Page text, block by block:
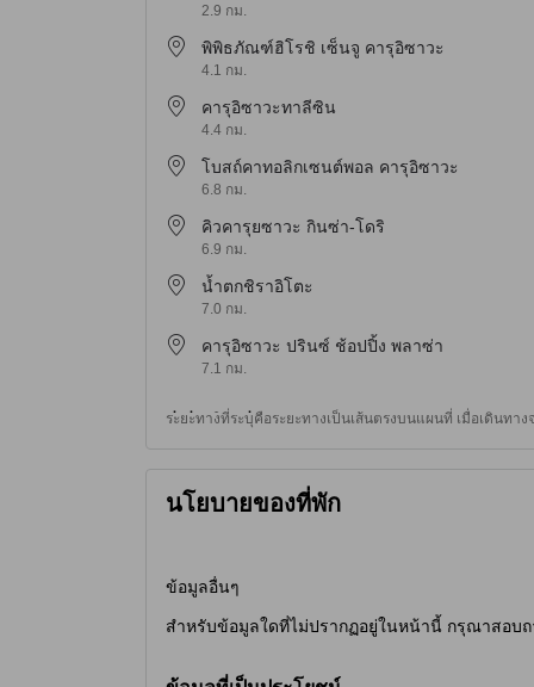
2.9 กม.
พิพิธภัณฑ์ฮิโรชิ เซ็นจู คารุอิซาวะ
4.1 กม.
คารุอิซาวะทาลีซิน
4.4 กม.
โบสถ์คาทอลิกเซนต์พอล คารุอิซาวะ
6.8 กม.
คิวคารุยซาวะ กินซ่า-โดริ
6.9 กม.
น้ำตกชิราอิโตะ
7.0 กม.
คารุอิซาวะ ปรินซ์ ช้อปปิ้ง พลาซ่า
7.1 กม.
ระยะทางที่ระบุคือระยะทางเป็นเส้นตรงบนแผนที่ เมื่อเดินทา
นโยบายของที่พัก
ข้อมูลอื่นๆ
สำหรับข้อมูลใดที่ไม่ปรากฏอยู่ในหน้านี้ กรุณาสอบ